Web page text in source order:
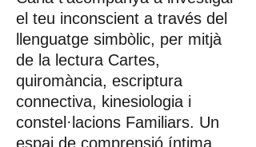
el teu inconscient a través del
llenguatge simbòlic, per mitjà
de la lectura Cartes,
quiromància, escriptura
connectiva, kinesiologia i
constel·lacions Familiars. Un
espai de comprensió íntima